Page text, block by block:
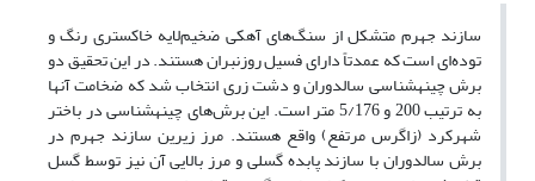
سازند جهرم متشکل از سنگ‌های آهکی ضخیم‌لایه خاکستری رنگ و
توده‌ای است که عمدتاً دارای فسیل روزن‎بران هستند. در این تحقیق دو
برش چینه‎شناسی سالدوران و دشت زری انتخاب شد که ضخامت آنها
به ترتیب 200 و 5/176 متر است. این برش‌های چینه‎شناسی در باختر
شهرکرد (زاگرس مرتفع) واقع هستند. مرز زیرین سازند جهرم در
برش سالدوران با سازند پابده گسلی و مرز بالایی آن نیز توسط گسل